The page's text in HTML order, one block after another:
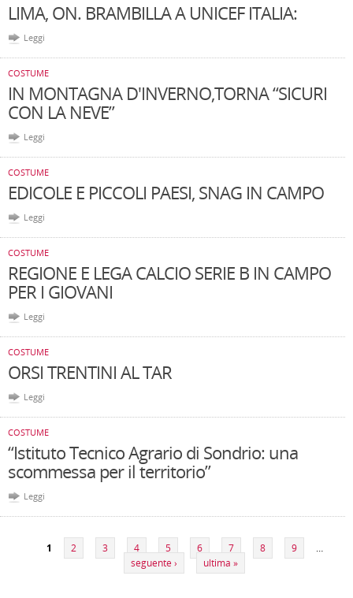
LIMA, ON. BRAMBILLA A UNICEF ITALIA:
Leggi
COSTUME
IN MONTAGNA D'INVERNO,TORNA “SICURI
CON LA NEVE”
Leggi
COSTUME
EDICOLE E PICCOLI PAESI, SNAG IN CAMPO
Leggi
COSTUME
REGIONE E LEGA CALCIO SERIE B IN CAMPO
PER I GIOVANI
Leggi
COSTUME
ORSI TRENTINI AL TAR
Leggi
COSTUME
“Istituto Tecnico Agrario di Sondrio: una
scommessa per il territorio”
Leggi
1 2 3 4 5 6 7 8 9
…
seguente ›
ultima »